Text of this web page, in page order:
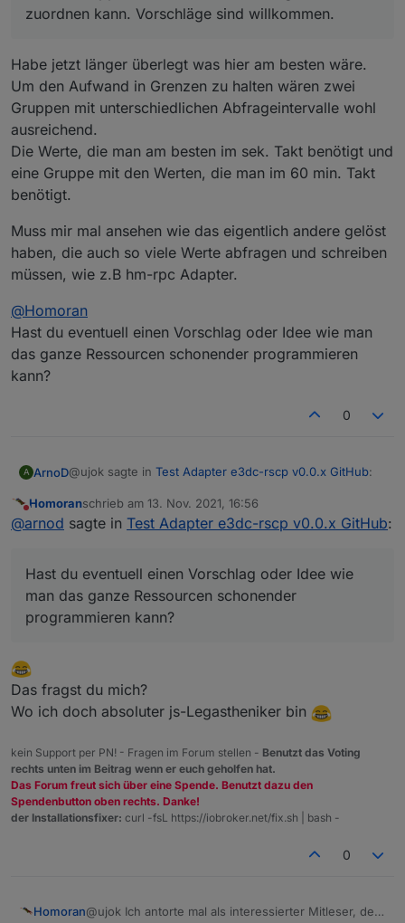
Also da wäre eine schlaue Systematik gefragt, z.B.
(feste) Bereiche, die man de/aktivieren kann und
zuordnen kann. Vorschläge sind willkommen.
Prozessteuerung gedacht... und für die
Langzeitbetrachtung läuft bei mir nebenher noch
zuordnen kann. Vorschläge sind willkommen.
Habe jetzt länger überlegt was hier am besten wäre.
Um den Aufwand in Grenzen zu halten wären zwei
Gruppen mit unterschiedlichen Abfrageintervalle wohl
ausreichend.
Die Werte, die man am besten im sek. Takt benötigt und
eine Gruppe mit den Werten, die man im 60 min. Takt
benötigt.
Muss mir mal ansehen wie das eigentlich andere gelöst
haben, die auch so viele Werte abfragen und schreiben
müssen, wie z.B hm-rpc Adapter.
@Homoran
Hast du eventuell einen Vorschlag oder Idee wie man
das ganze Ressourcen schonender programmieren
kann?
0
A ArnoD@ujok sagte in Test Adapter e3dc-rscp v0.0.x GitHub:
Also da wäre eine schlaue Systematik gefragt, z.B.
zuordnen kann. Vorschläge sind willkommen.
Um den Aufwand in Grenzen zu halten wären zwei
Gruppen mit unterschiedlichen Abfrageintervalle wohl
ausreichend.
Die Werte, die man am besten im sek. Takt benötigt und
Muss mir mal ansehen wie das eigentlich andere gelöst
haben, die auch so viele Werte abfragen und schreiben
müssen, wie z.B hm-rpc Adapter.
@Homoran
Nicht stören
Homoranschrieb am 13. Nov. 2021, 16:56
zuletzt editiert von
@arnod sagte in Test Adapter e3dc-rscp v0.0.x GitHub:
Hast du eventuell einen Vorschlag oder Idee wie
man das ganze Ressourcen schonender
programmieren kann?
Das fragst du mich?
Wo ich doch absoluter js-Legastheniker bin
kein Support per PN! - Fragen im Forum stellen - Benutzt das Voting
rechts unten im Beitrag wenn er euch geholfen hat.
Das Forum freut sich über eine Spende. Benutzt dazu den
Spendenbutton oben rechts. Danke!
der Installationsfixer: curl -fsL https://iobroker.net/fix.sh | bash -
0
Homoran@ujok Ich antorte mal als interessierter Mitleser, der